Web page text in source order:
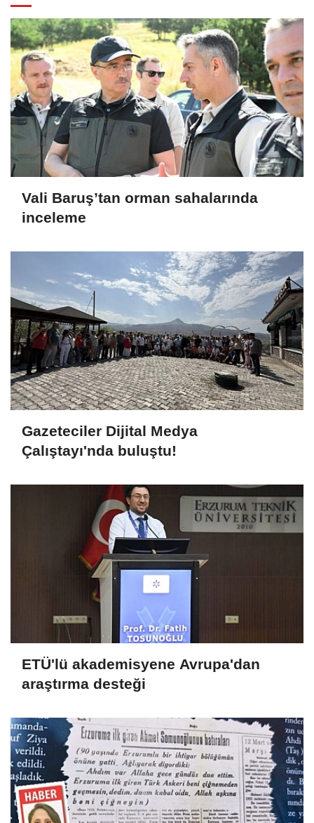
Vali Baruş’tan orman sahalarında
inceleme
Gazeteciler Dijital Medya
Çalıştayı'nda buluştu!
ETÜ'lü akademisyene Avrupa'dan
araştırma desteği